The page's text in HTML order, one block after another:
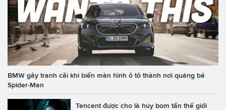
BMW gây tranh cãi khi biến màn hình ô tô thành nơi quảng bá
Spider-Man
Tencent được cho là hủy bom tấn thế giới